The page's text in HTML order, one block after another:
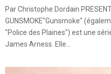
Par Christophe Dordain
GUNSMOKE"Gunsmoke"
"Police des Plaines") est une
James Arness. Elle...